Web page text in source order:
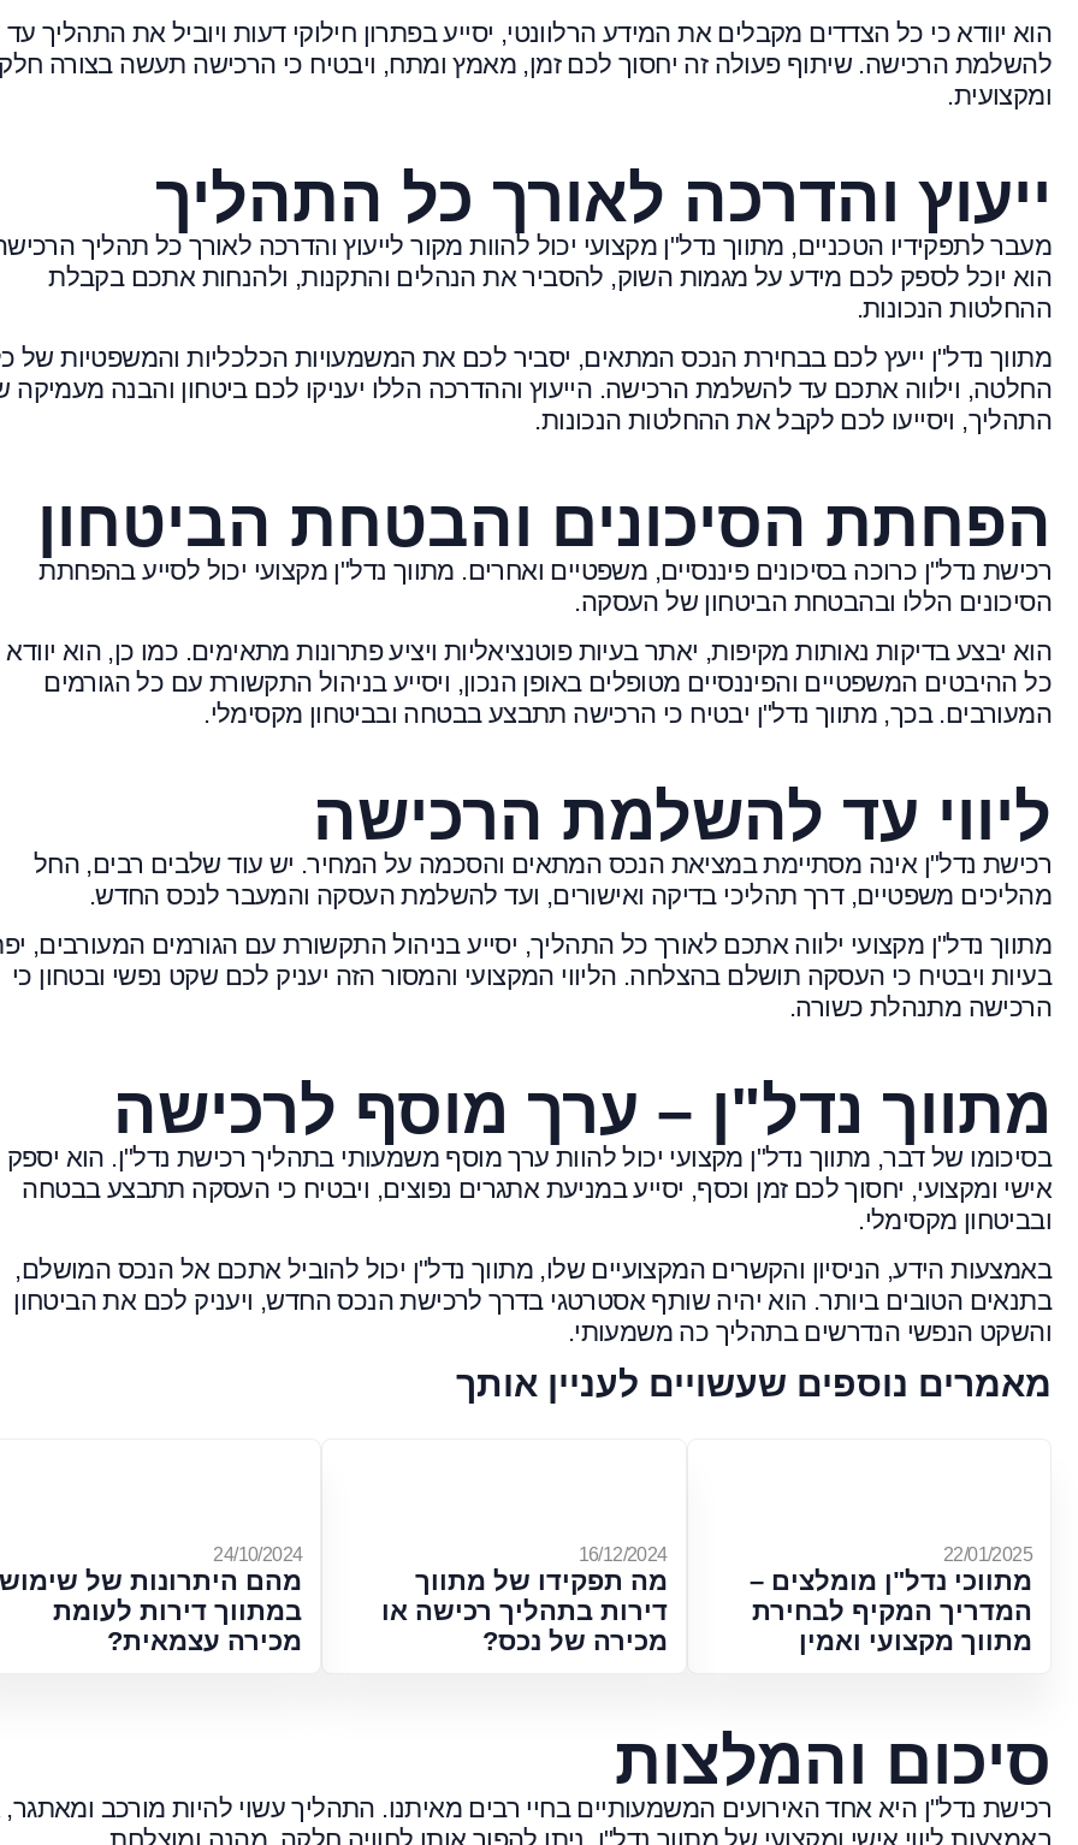
הוא יוודא כי כל הצדדים מקבלים את המידע הרלוונטי, יסייע בפתרון חילוקי דעות ויוביל את התהליך עד
להשלמת הרכישה. שיתוף פעולה זה יחסוך לכם זמן, מאמץ ומתח, ויבטיח כי הרכישה תעשה בצורה
ומקצועית.
ייעוץ והדרכה לאורך כל התהליך
מעבר לתפקידיו הטכניים, מתווך נדל"ן מקצועי יכול להוות מקור לייעוץ והדרכה לאורך כל תהליך
הוא יוכל לספק לכם מידע על מגמות השוק, להסביר את הנהלים והתקנות, ולהנחות אתכם בקבלת
ההחלטות הנכונות.
מתווך נדל"ן ייעץ לכם בבחירת הנכס המתאים, יסביר לכם את המשמעויות הכלכליות והמשפטיות של
החלטה, וילווה אתכם עד להשלמת הרכישה. הייעוץ וההדרכה הללו יעניקו לכם ביטחון והבנה מעמיקה
התהליך, ויסייעו לכם לקבל את ההחלטות הנכונות.
הפחתת הסיכונים והבטחת הביטחון
רכישת נדל"ן כרוכה בסיכונים פיננסיים, משפטיים ואחרים. מתווך נדל"ן מקצועי יכול לסייע בהפחתת
הסיכונים הללו ובהבטחת הביטחון של העסקה.
הוא יבצע בדיקות נאותות מקיפות, יאתר בעיות פוטנציאליות ויציע פתרונות מתאימים. כמו כן, הוא יוודא
כל ההיבטים המשפטיים והפיננסיים מטופלים באופן הנכון, ויסייע בניהול התקשורת עם כל הגורמים
המעורבים. בכך, מתווך נדל"ן יבטיח כי הרכישה תתבצע בבטחה ובביטחון מקסימלי.
ליווי עד להשלמת הרכישה
רכישת נדל"ן אינה מסתיימת במציאת הנכס המתאים והסכמה על המחיר. יש עוד שלבים רבים, החל
מהליכים משפטיים, דרך תהליכי בדיקה ואישורים, ועד להשלמת העסקה והמעבר לנכס החדש.
מתווך נדל"ן מקצועי ילווה אתכם לאורך כל התהליך, יסייע בניהול התקשורת עם הגורמים המעורבים,
בעיות ויבטיח כי העסקה תושלם בהצלחה. הליווי המקצועי והמסור הזה יעניק לכם שקט נפשי ובטחון כי
הרכישה מתנהלת כשורה.
מתווך נדל"ן – ערך מוסף לרכישה
בסיכומו של דבר, מתווך נדל"ן מקצועי יכול להוות ערך מוסף משמעותי בתהליך רכישת נדל"ן. הוא יספק
אישי ומקצועי, יחסוך לכם זמן וכסף, יסייע במניעת אתגרים נפוצים, ויבטיח כי העסקה תתבצע בבטחה
ובביטחון מקסימלי.
באמצעות הידע, הניסיון והקשרים המקצועיים שלו, מתווך נדל"ן יכול להוביל אתכם אל הנכס המושלם,
בתנאים הטובים ביותר. הוא יהיה שותף אסטרטגי בדרך לרכישת הנכס החדש, ויעניק לכם את הביטחון
והשקט הנפשי הנדרשים בתהליך כה משמעותי.
מאמרים נוספים שעשויים לעניין אותך
22/01/2025
מתווכי נדל"ן מומלצים –
המדריך המקיף לבחירת
מתווך מקצועי ואמין
16/12/2024
מה תפקידו של מתווך
דירות בתהליך רכישה או
מכירה של נכס?
24/10/2024
מהם היתרונות של שימוש
במתווך דירות לעומת
מכירה עצמאית?
סיכום והמלצות
רכישת נדל"ן היא אחד האירועים המשמעותיים בחיי רבים מאיתנו. התהליך עשוי להיות מורכב